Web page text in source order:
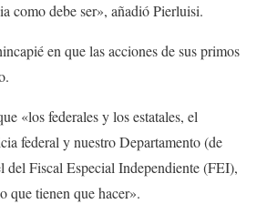
como debe ser», añadió Pierluisi.
en que las acciones de sus primos
«los federales y los estatales, el
federal y nuestro Departamento (de
del Fiscal Especial Independiente (FEI),
que tienen que hacer».